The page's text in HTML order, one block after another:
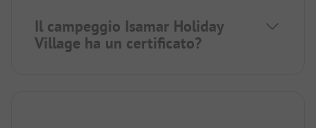
Il campeggio Isamar Holiday
Village ha un certificato?